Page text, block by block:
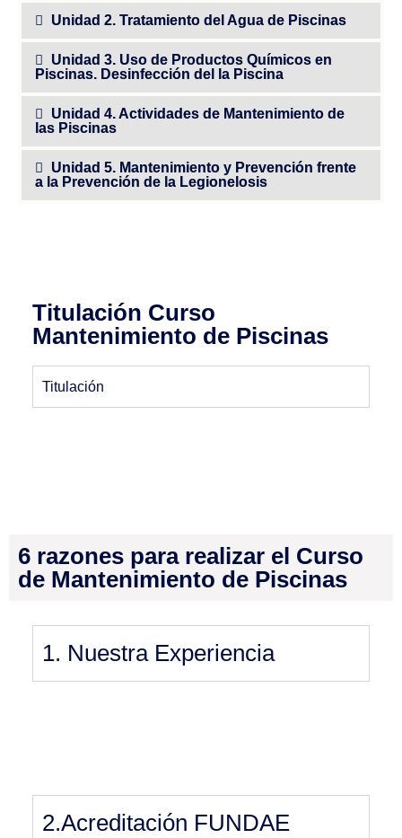
Unidad 2. Tratamiento del Agua de Piscinas
Unidad 3. Uso de Productos Químicos en
Piscinas. Desinfección del la Piscina
Unidad 4. Actividades de Mantenimiento de
las Piscinas
Unidad 5. Mantenimiento y Prevención frente
a la Prevención de la Legionelosis
Titulación Curso
Mantenimiento de Piscinas
Titulación
6 razones para realizar el Curso
de Mantenimiento de Piscinas
1. Nuestra Experiencia
2.Acreditación FUNDAE